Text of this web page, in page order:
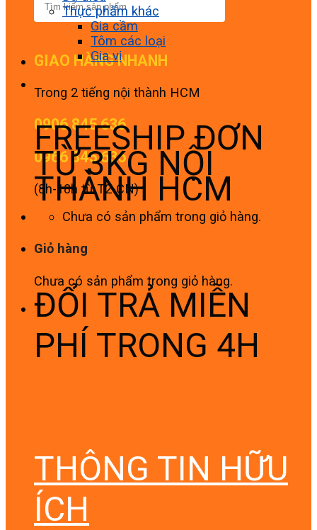
GIAO HÀNG NHANH
Trong 2 tiếng nội thành HCM
0906 845 636
0966 845 636
(8h-18h từ T2-CN)
Chưa có sản phẩm trong giỏ hàng.
Giỏ hàng
Chưa có sản phẩm trong giỏ hàng.
Thực phẩm khác
Gia cầm
Tôm các loại
Gia vị
FREESHIP ĐƠN
TỪ 3KG NỘI
THÀNH HCM
ĐỔI TRẢ MIỄN
PHÍ TRONG 4H
THÔNG TIN HỮU
ÍCH